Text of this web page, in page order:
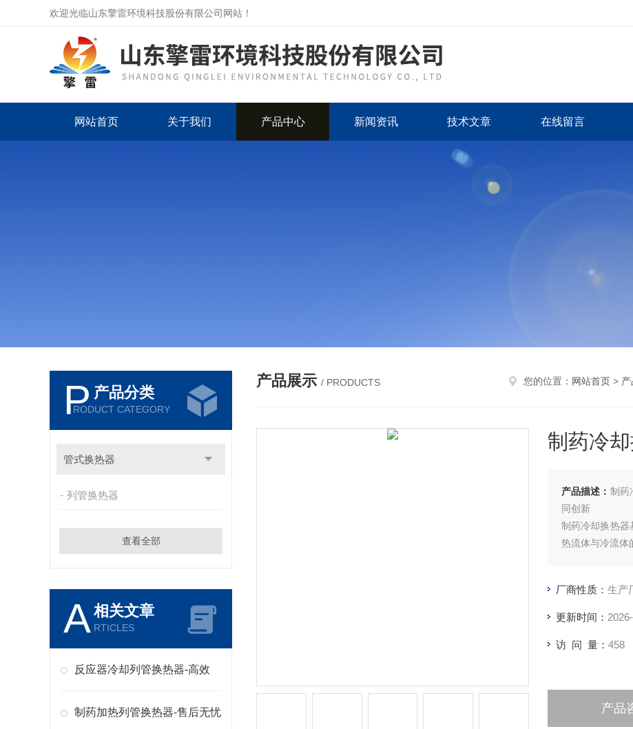
欢迎光临山东擎雷环境科技股份有限公司网站！
网站首页 关于我们 产品中心 新闻资讯 技术文章 在线留言
P 产品分类
RODUCT CATEGORY
管式换热器
列管换热器
查看全部
A相关文章
RTICLES
反应器冷却列管换热器-高效
制药加热列管换热器-售后无忧
产品展示 / PRODUCTS 您的位置： 网站首页 >
制药冷
产品描述： 制药
同创新
制药冷却换热器
热流体与冷流体
厂商性质： 生产
更新时间：
访 问 量： 458
产品